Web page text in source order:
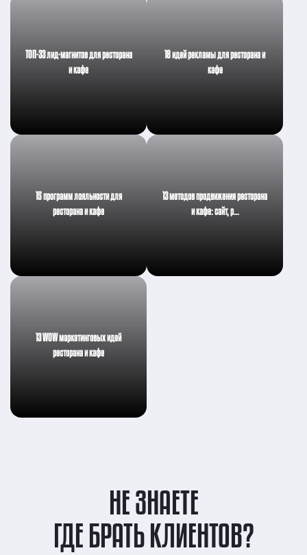
ТОП-33 лид-магнитов для ресторана
и кафе
18 идей рекламы для ресторана и
кафе
15 программ лояльности для
ресторана и кафе
13 методов продвижения ресторана
и кафе: сайт, р…
13 WOW маркетинговых идей
ресторана и кафе
ГДЕ БРАТЬ КЛИЕНТОВ?
НЕ ЗНАЕТЕ